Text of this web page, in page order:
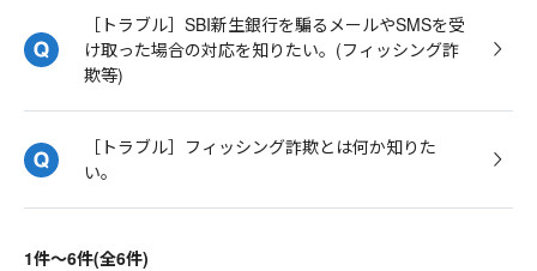
［トラブル］SBI新生銀行を騙るメールやSMSを受
け取った場合の対応を知りたい。(フィッシング詐
欺等)
［トラブル］フィッシング詐欺とは何か知りた
い。
1件～6件(全6件)